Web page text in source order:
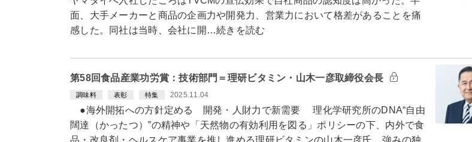
面、大手メーカーと商品の企画力や開発力、営業力において格差があることを痛
感した。同社は当時、会社に開…続きを読む
第58回食品産業功労賞：技術部門＝理研ビタミン・山木一彦取締役会長
調味料 表彰 特集 2025.11.04
●海外開拓への方針定める 開発・人財力で新需要 理化学研究所のDNA“自由
闊達（かったつ）”の精神や「天然物の有効利用を図る」ポリシーの下、内外で食
品・改良剤・ヘルスケア事業を推し進める理研ビタミンの山木一彦氏。強みの独